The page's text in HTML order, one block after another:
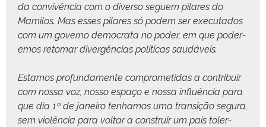
da con­vivên­cia com o diver­so seguem pilares do
Mami­los. Mas ess­es pilares só podem ser exe­cu­ta­dos
com um gov­er­no democ­ra­ta no poder, em que poder­
e­mos retomar divergên­cias políti­cas saudáveis.
Esta­mos pro­fun­da­mente com­pro­meti­das a con­tribuir
com nos­sa voz, nos­so espaço e nos­sa influên­cia para
que dia 1º de janeiro ten­hamos uma tran­sição segu­ra,
sem vio­lên­cia para voltar a con­stru­ir um país tol­er­